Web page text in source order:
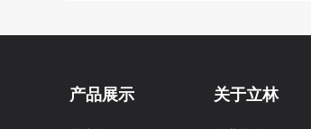
产品展示 关于立林